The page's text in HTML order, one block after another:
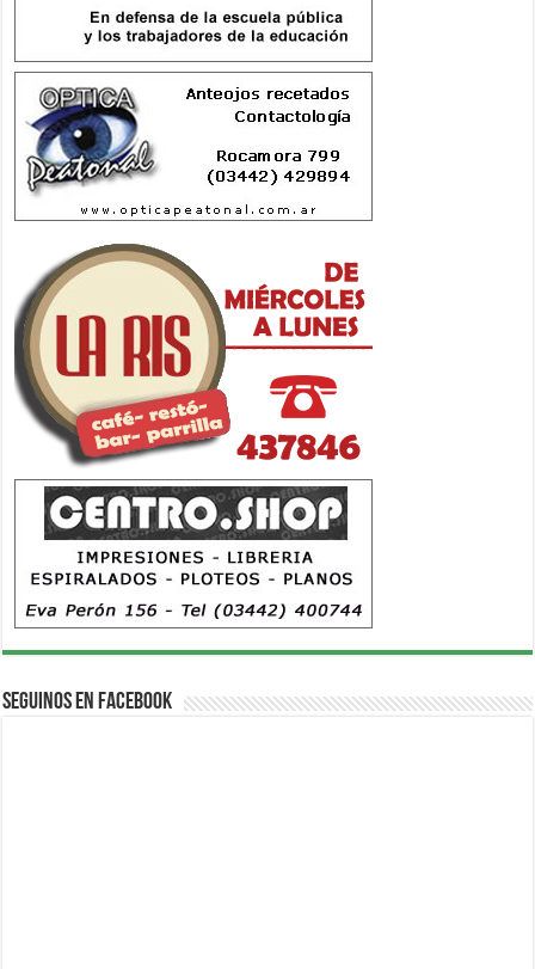
Seguinos en Facebook